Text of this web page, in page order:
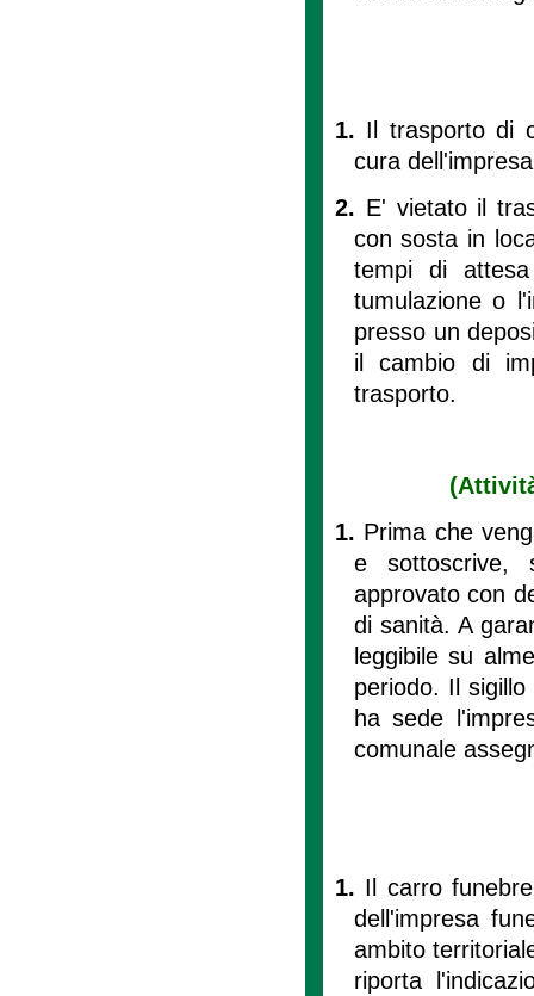
1. Il trasporto di
cura
2. E' vietato il
con sosta in
tempi di
tumulazione o
presso un
il cambio di
trasporto.
1. Prima che
e sottoscrive,
approvato con
di sanità. A
leggibile su
periodo. Il
ha sede
comunale
1. Il carro
dell'impresa
ambito
riporta